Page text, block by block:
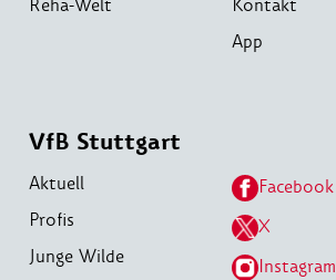
Reha-Welt
Kontakt
App
VfB Stuttgart
Aktuell
Profis
Junge Wilde
Facebook
X
Instagram